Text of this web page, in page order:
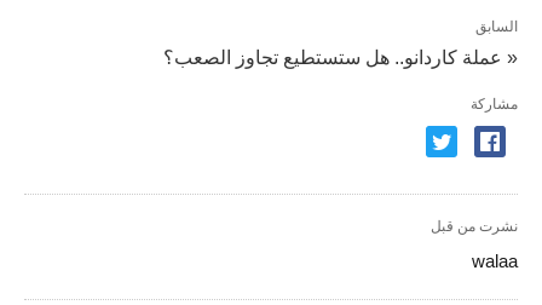
السابق
« عملة كاردانو.. هل ستستطيع تجاوز الصعب؟
مشاركة
نشرت من قبل
walaa